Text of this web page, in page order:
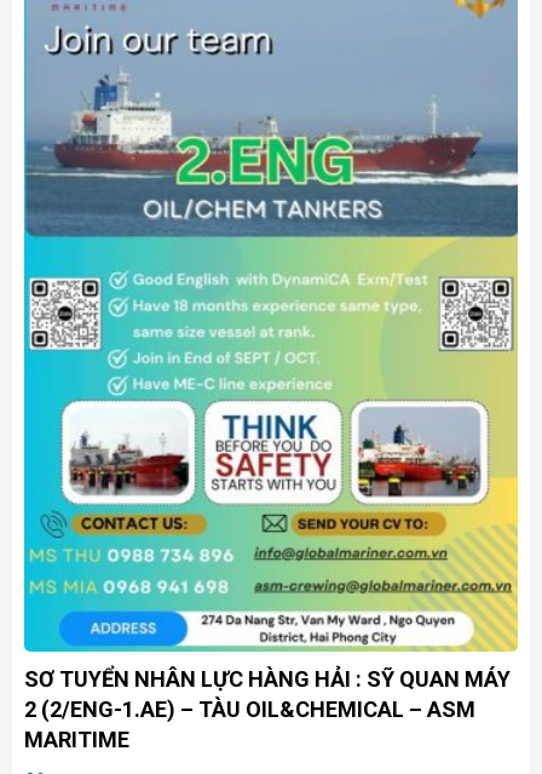
SƠ TUYỂN NHÂN LỰC HÀNG HẢI : SỸ QUAN MÁY
2 (2/ENG-1.AE) – TÀU OIL&CHEMICAL – ASM
MARITIME